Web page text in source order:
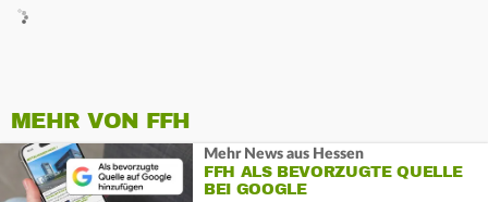
MEHR VON FFH
Mehr News aus Hessen
FFH ALS BEVORZUGTE QUELLE
BEI GOOGLE